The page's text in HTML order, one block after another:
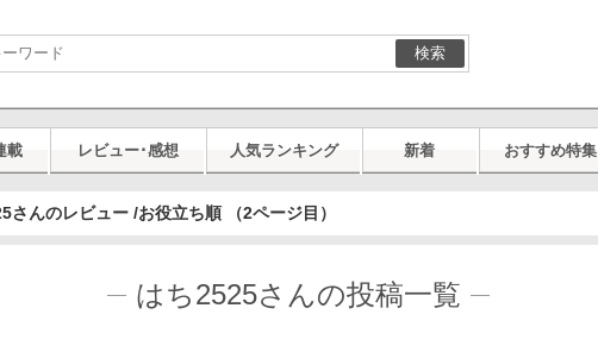
検索
載 レビュー･感想 人気ランキング 新着 おすすめ特集
さんのレビュー /お役立ち順 （2ページ目）
はち2525さんの投稿一覧